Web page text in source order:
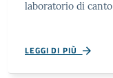
laboratorio di
LEGGI DI PIÙ